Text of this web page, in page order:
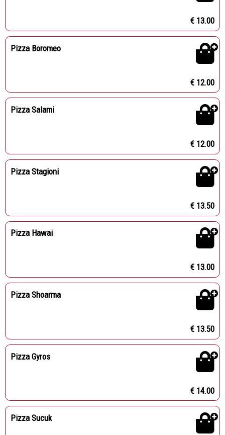
€ 13.00
Pizza Boromeo
€ 12.00
Pizza Salami
€ 12.00
Pizza Stagioni
€ 13.50
Pizza Hawai
€ 13.00
Pizza Shoarma
€ 13.50
Pizza Gyros
€ 14.00
Pizza Sucuk